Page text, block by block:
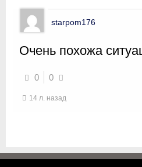
starpom176
Очень похожа
0 0
14 л. назад